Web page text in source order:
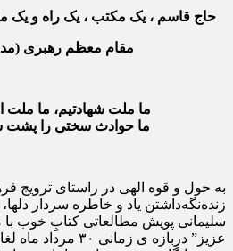
حاج قاسم ، یک مکتب ، یک راه و
مقام معظم رهبری
ما ملت شهادتیم، ما ملت
ما حوادث سختی را پشت
به حول و قوه الهی در راستای ترویج
زنده‌نگه‌داشتن یاد و خاطره سردار
سلیمانی پویش مطالعاتی کتابِ خوب